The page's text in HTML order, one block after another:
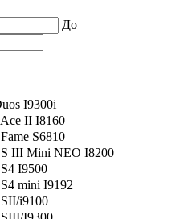
До
I9300i
II I8160
S6810
S III Mini NEO I8200
I9500
mini I9192
i9100